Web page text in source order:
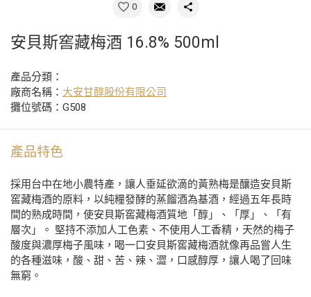
0
安貝斯窖藏梅酒 16.8% 500ml
產品分類：
廠商名稱： 大安甘醇股份有限公司
攤位號碼：G508
產品特色
採用台中在地小農特產，讓人垂延欲滴的黃熟梅是釀造安貝斯
窖藏梅酒的原料，以純糧發酵的蒸餾酒為基酒，經過五年長時
間的熟成時間，使安貝斯窖藏梅酒質地「醇」、「厚」、「有
層次」。 堅持不添加人工色素、不使用人工香精，天然的梅子
酸度與濃厚梅子風味，喝一口安貝斯窖藏梅酒就像再品嘗人生
的各種滋味，酸、甜、苦、辣、澀，口感醇厚，讓人喝了回味
無窮。